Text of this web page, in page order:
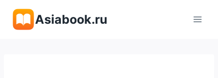
содержимому
Asiabook.ru